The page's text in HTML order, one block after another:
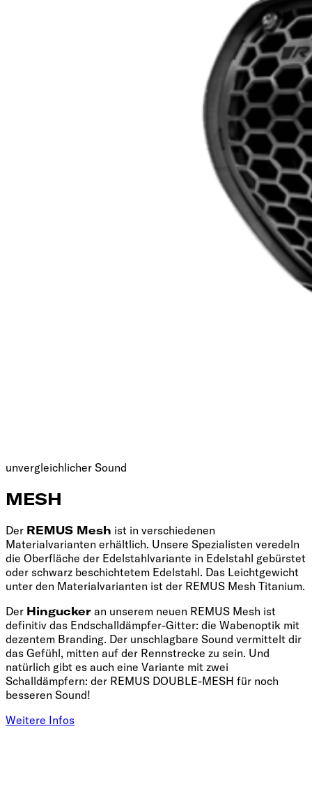
unvergleichlicher Sound
MESH
Der REMUS Mesh ist in verschiedenen
Materialvarianten erhältlich. Unsere Spezialisten veredeln
die Oberfläche der Edelstahlvariante in Edelstahl gebürstet
oder schwarz beschichtetem Edelstahl. Das Leichtgewicht
unter den Materialvarianten ist der REMUS Mesh Titanium.
Der Hingucker an unserem neuen REMUS Mesh ist
definitiv das Endschalldämpfer-Gitter: die Wabenoptik mit
dezentem Branding. Der unschlagbare Sound vermittelt dir
das Gefühl, mitten auf der Rennstrecke zu sein. Und
natürlich gibt es auch eine Variante mit zwei
Schalldämpfern: der REMUS DOUBLE-MESH für noch
besseren Sound!
Weitere Infos